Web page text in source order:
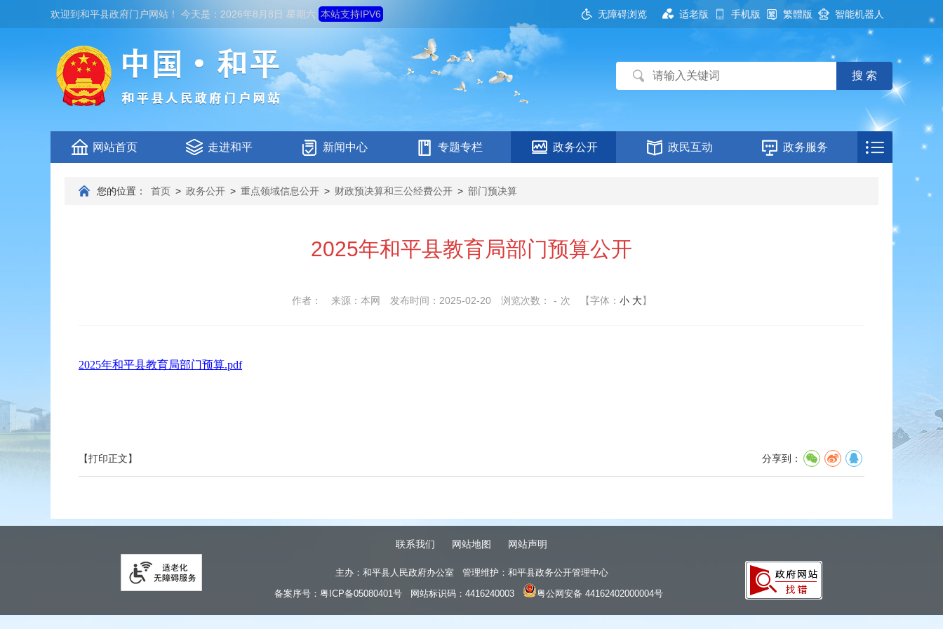
欢迎到和平县政府门户网站 ！ 今天是： 2026年8月8日 星期六 本站支持IPV6 无障碍浏览 适老版 手机版 繁體版 智能机器人
网站首页 走进和平 新闻中心 专题专栏 政务公开 政民互动 政务服务
您的位置： 首页 > 政务公开 > 重点领域信息公开 > 财政预决算和三公经费公开 > 部门预决算
2025年和平县教育局部门预算公开
作者： 来源：本网 发布时间：2025-02-20 浏览次数： - 次 【字体： 小 大】
2025年和平县教育局部门预算.pdf
分享到：
【打印正文】
联系我们 网站地图 网站声明
主办：和平县人民政府办公室 管理维护：和平县政务公开管理中心
备案序号： 粤ICP备05080401号 网站标识码：4416240003 粤公网安备 44162402000004号